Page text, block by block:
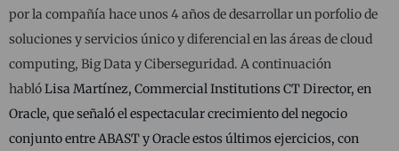
por la compañía hace unos 4 años de desarrollar un porfolio de
soluciones y servicios único y diferencial en las áreas de cloud
computing, Big Data y Ciberseguridad. A continuación
hablóLisa Martínez, Commercial Institutions CT Director, en
Oracle, que señaló el espectacular crecimiento del negocio
conjunto entre ABAST y Oracle estos últimos ejercicios, con